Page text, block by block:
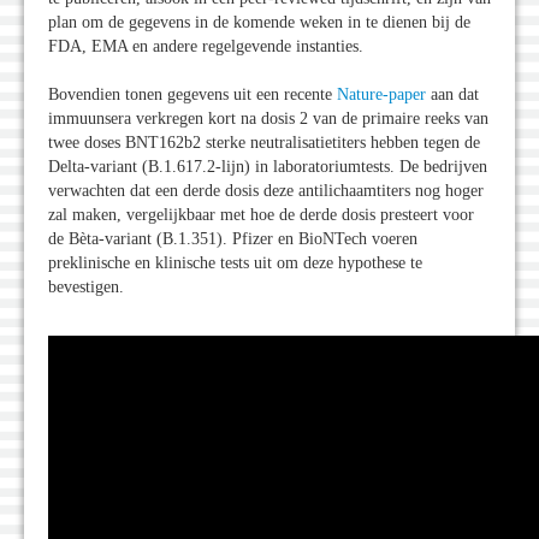
plan om de gegevens in de komende weken in te dienen bij de
FDA, EMA en andere regelgevende instanties.
Bovendien tonen gegevens uit een recente Nature-paper aan dat
immuunsera verkregen kort na dosis 2 van de primaire reeks van
twee doses BNT162b2 sterke neutralisatietiters hebben tegen de
Delta-variant (B.1.617.2-lijn) in laboratoriumtests. De bedrijven
verwachten dat een derde dosis deze antilichaamtiters nog hoger
zal maken, vergelijkbaar met hoe de derde dosis presteert voor
de Bèta-variant (B.1.351). Pfizer en BioNTech voeren
preklinische en klinische tests uit om deze hypothese te
bevestigen.